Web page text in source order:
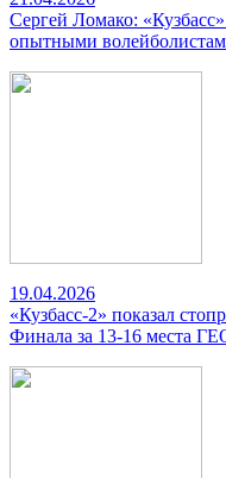
Сергей Ломако:
опытными
19.04.2026
«Кузбасс-2» показал
Финала за 13-16 места